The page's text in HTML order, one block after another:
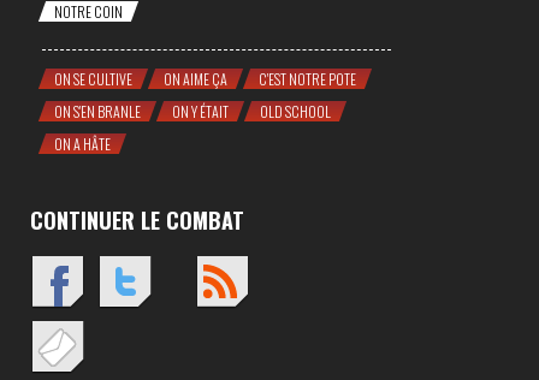
NOTRE COIN
ON SE CULTIVE ON AIME ÇA
C'EST NOTRE POTE
ON S'EN BRANLE
ON Y ÉTAIT
OLD SCHOOL
ON A HÂTE
CONTINUER LE COMBAT